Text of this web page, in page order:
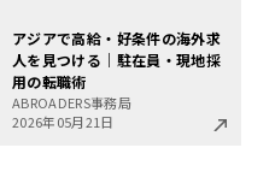
アジアで高給・好条件の海外求
人を見つける｜駐在員・現地採
用の転職術
ABROADERS事務局
2026年05月21日